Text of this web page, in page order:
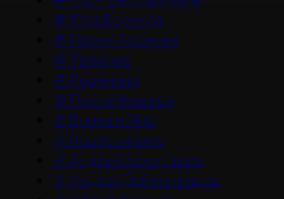
# Юра Борисов
# Мария Аронова
# Трейлер
# Рецензия
# После Фишера
# Война и Мир
# Новости кино
#Андрей Золотарев
# Федор Добронравов